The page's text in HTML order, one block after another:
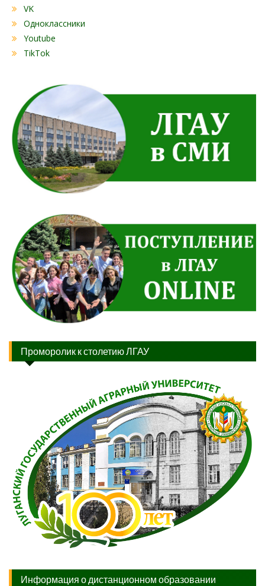
VK
Одноклассники
Youtube
TikTok
Проморолик к столетию ЛГАУ
Информация о дистанционном образовании